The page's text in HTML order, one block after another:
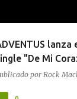
"De Mi
porRock